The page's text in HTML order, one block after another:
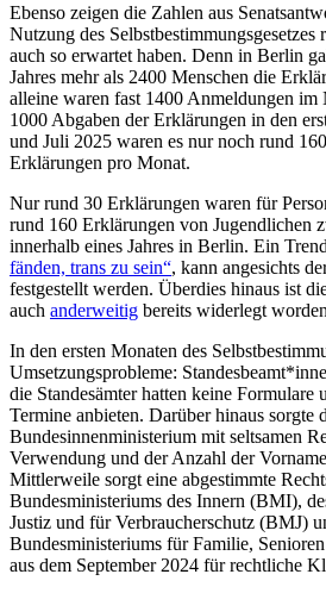
Ebenso zeigen die Zahlen aus
Nutzung des
auch so erwartet haben. Denn in Berlin
Jahres mehr als 2400 Menschen die
alleine waren fast 1400 Anmeldungen im
1000 Abgaben der Erklärungen in den
und Juli 2025 waren es nur noch rund
Erklärungen pro Monat.
Nur rund 30 Erklärungen waren für
rund 160 Erklärungen von Jugendlichen
innerhalb eines Jahres in Berlin. Ein
fänden, trans zu sein“, kann angesichts
festgestellt werden. Überdies hinaus ist
auch anderweitig bereits widerlegt
In den ersten Monaten des
Umsetzungsprobleme:
die Standesämter hatten keine Formulare
Termine anbieten. Darüber hinaus sorgte
Bundesinnenministerium mit seltsamen
Verwendung und der Anzahl der
Mittlerweile sorgt eine abgestimmte
Bundesministeriums des Innern (BMI),
Justiz und für Verbraucherschutz (BMJ)
Bundesministeriums für Familie,
aus dem September 2024 für rechtliche